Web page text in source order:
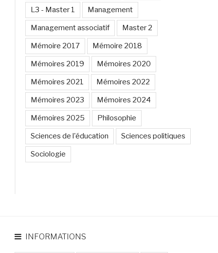
L3 - Master 1 Management
Management associatif Master 2
Mémoire 2017 Mémoire 2018
Mémoires 2019 Mémoires 2020
Mémoires 2021 Mémoires 2022
Mémoires 2023 Mémoires 2024
Mémoires 2025 Philosophie
Sciences de l'éducation Sciences politiques
Sociologie
INFORMATIONS